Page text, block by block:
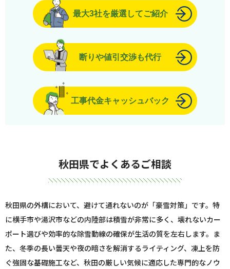
最大3社を厳選してご紹介
断りや値引交渉も代行
工事代金キャッシュバック
秋田県でよくあるご相談
秋田県の外構において、避けて通れないのが「豪雪対策」です。特
に横手市や湯沢市などの内陸部は積雪が非常に多く、壊れないカー
ポート選びや効率的な除雪動線の確保が生活の質を左右します。ま
た、冬季の長い曇天や夜の暗さを解消するライティング、凍上を防
ぐ強固な基礎施工など、秋田の厳しい気候に適応した専門的なノウ